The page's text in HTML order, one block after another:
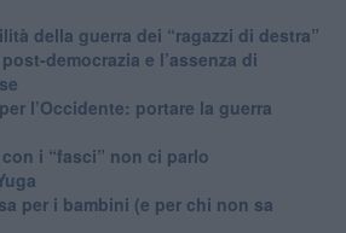
della guerra dei “ragazzi di destra”
democrazia e l’assenza di
l’Occidente: portare la guerra
i “fasci” non ci parlo
per i bambini (e per chi non sa